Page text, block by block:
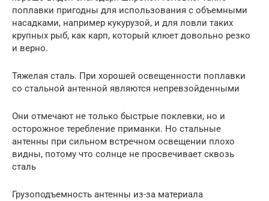
поплавки пригодны для использования с объемными
насадками, например кукурузой, и для ловли таких
крупных рыб, как карп, который клюет довольно резко
и верно.
Тяжелая сталь. При хорошей освещенности поплавки
со стальной антенной являются непревзойденными
Они отмечают не только быстрые поклевки, но и
осторожное теребление приманки. Но стальные
антенны при сильном встречном освещении плохо
видны, потому что солнце не просвечивает сквозь
сталь
Грузоподъемность антенны из-за материала